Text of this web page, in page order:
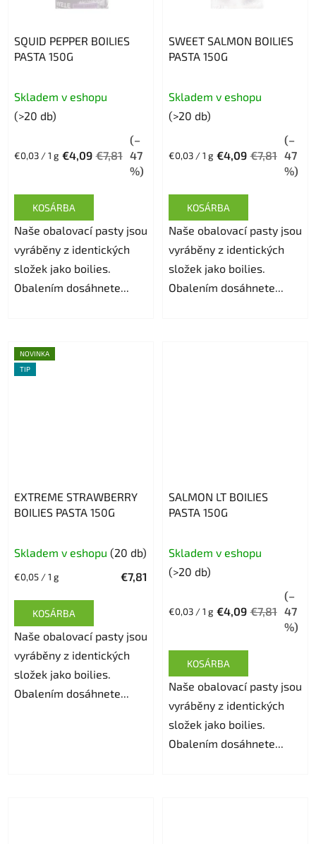
SQUID PEPPER BOILIES
PASTA 150G
Skladem v eshopu
(>20 db)
€4,09 €7,81
(–
47
%)
Egységár:
€0,03 / 1 g
KOSÁRBA
Naše obalovací pasty jsou
vyráběny z identických
složek jako boilies.
Obalením dosáhnete...
SWEET SALMON BOILIES
PASTA 150G
Skladem v eshopu
(>20 db)
€4,09 €7,81
(–
47
%)
Egységár:
€0,03 / 1 g
KOSÁRBA
Naše obalovací pasty jsou
vyráběny z identických
složek jako boilies.
Obalením dosáhnete...
NOVINKA
TIP
EXTREME STRAWBERRY
BOILIES PASTA 150G
Skladem v eshopu (20 db)
€7,81
Egységár:
€0,05 / 1 g
KOSÁRBA
Naše obalovací pasty jsou
vyráběny z identických
složek jako boilies.
Obalením dosáhnete...
SALMON LT BOILIES
PASTA 150G
Skladem v eshopu
(>20 db)
€4,09 €7,81
(–
47
%)
Egységár:
€0,03 / 1 g
KOSÁRBA
Naše obalovací pasty jsou
vyráběny z identických
složek jako boilies.
Obalením dosáhnete...